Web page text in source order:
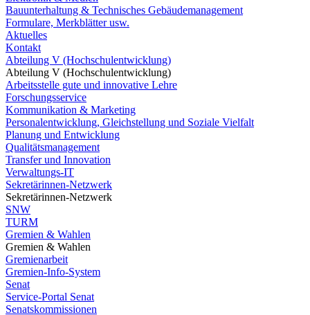
Bauunterhaltung & Technisches Gebäudemanagement
Formulare, Merkblätter usw.
Aktuelles
Kontakt
Abteilung V (Hochschulentwicklung)
Abteilung V (Hochschulentwicklung)
Arbeitsstelle gute und innovative Lehre
Forschungsservice
Kommunikation & Marketing
Personalentwicklung, Gleichstellung und Soziale Vielfalt
Planung und Entwicklung
Qualitätsmanagement
Transfer und Innovation
Verwaltungs-IT
Sekretärinnen-Netzwerk
Sekretärinnen-Netzwerk
SNW
TURM
Gremien & Wahlen
Gremien & Wahlen
Gremienarbeit
Gremien-Info-System
Senat
Service-Portal Senat
Senatskommissionen